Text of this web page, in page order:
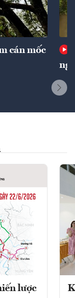
cán mốc
lược